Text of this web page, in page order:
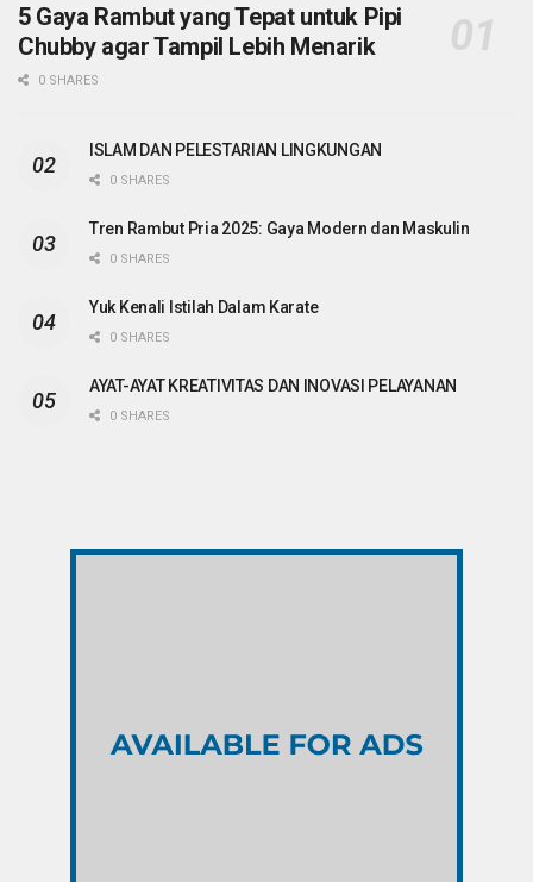
5 Gaya Rambut yang Tepat untuk Pipi
Chubby agar Tampil Lebih Menarik
0 SHARES
ISLAM DAN PELESTARIAN LINGKUNGAN
0 SHARES
Tren Rambut Pria 2025: Gaya Modern dan Maskulin
0 SHARES
Yuk Kenali Istilah Dalam Karate
0 SHARES
AYAT-AYAT KREATIVITAS DAN INOVASI PELAYANAN
0 SHARES